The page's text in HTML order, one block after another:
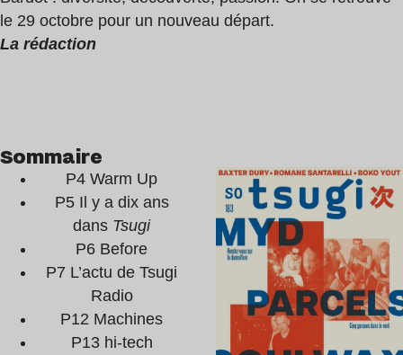
le 29 octobre pour un nouveau départ.
La rédaction
Sommaire
P4 Warm Up
P5 Il y a dix ans
dans Tsugi
P6 Before
P7 L’actu de Tsugi
Radio
P12 Machines
P13 hi-tech